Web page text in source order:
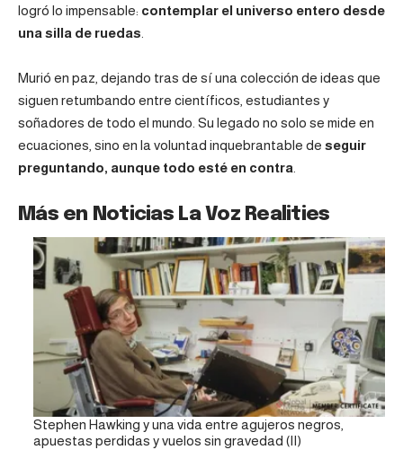
logró lo impensable: contemplar el universo entero desde
una silla de ruedas
Murió en paz, dejando tras de sí una colección de ideas que
siguen retumbando entre científicos, estudiantes y
soñadores de todo el mundo. Su legado no solo se mide en
ecuaciones, sino en la voluntad inquebrantable de seguir
preguntando, aunque todo esté en contra
Más en Noticias La Voz Realities
Stephen Hawking y una vida entre agujeros negros,
apuestas perdidas y vuelos sin gravedad (II)